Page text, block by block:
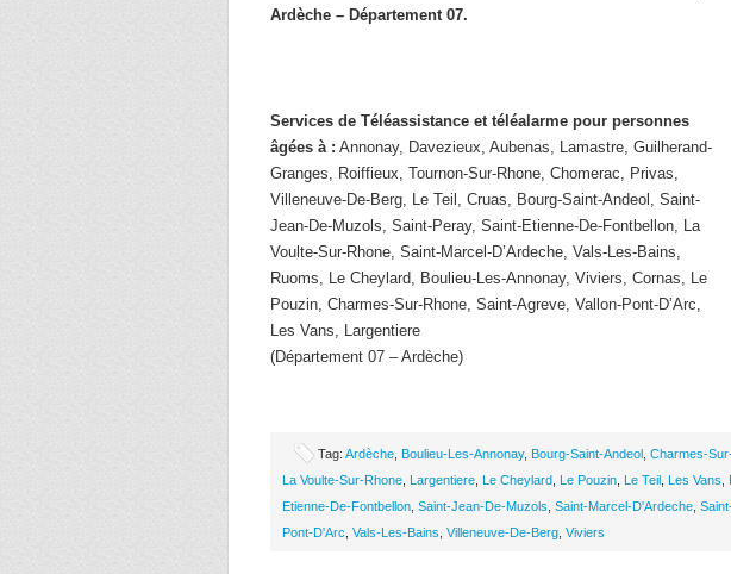
Ardèche – Département 07.
Services de Téléassistance et téléalarme pour personnes
âgées à : Annonay, Davezieux, Aubenas, Lamastre, Guilherand-
Granges, Roiffieux, Tournon-Sur-Rhone, Chomerac, Privas,
Villeneuve-De-Berg, Le Teil, Cruas, Bourg-Saint-Andeol, Saint-
Jean-De-Muzols, Saint-Peray, Saint-Etienne-De-Fontbellon, La
Voulte-Sur-Rhone, Saint-Marcel-D’Ardeche, Vals-Les-Bains,
Ruoms, Le Cheylard, Boulieu-Les-Annonay, Viviers, Cornas, Le
Pouzin, Charmes-Sur-Rhone, Saint-Agreve, Vallon-Pont-D’Arc,
Les Vans, Largentiere
(Département 07 – Ardèche)
Tag: Ardèche Boulieu-Les-Annonay, Bourg-Saint-Andeol Charmes-
La Voulte-Sur-Rhone Largentiere Le Cheylard Le Pouzin Le Teil Les Vans
Etienne-De-Fontbellon Saint-Jean-De-Muzols Saint-Marcel-D'Ardeche
Pont-D'Arc Vals-Les-Bains Villeneuve-De-Berg Viviers